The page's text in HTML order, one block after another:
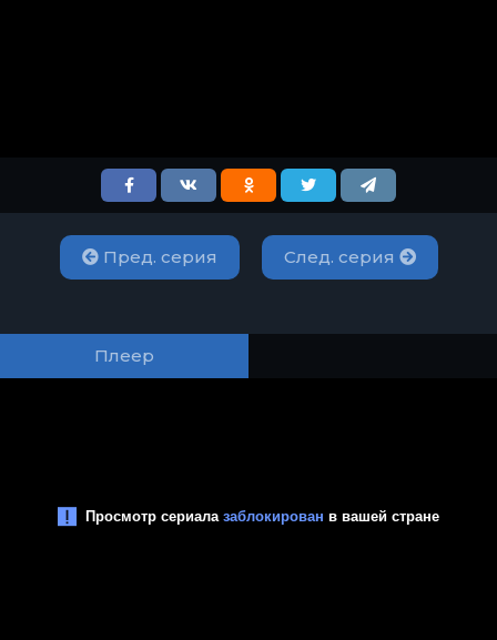
Пред. серия След. серия
Плеер